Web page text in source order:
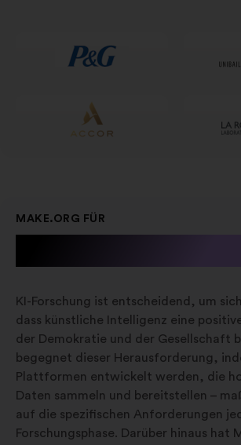
MAKE.ORG FÜR
KI-Forschung ist entscheidend, um
dass künstliche Intelligenz eine
der Demokratie und der Gesellschaft
begegnet dieser Herausforderung,
Plattformen entwickelt werden, die
Daten sammeln und bereitstellen –
auf die spezifischen Anforderungen
Forschungsphase. Darüber hinaus hat